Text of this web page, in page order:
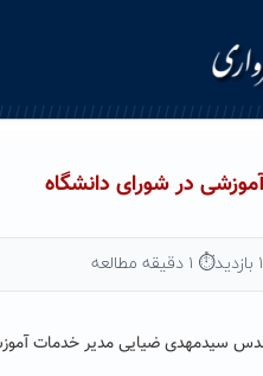
در شورای دانشگاه
⏱ ۱ دقیقه مطالعه
سیدمهدی ضیایی مدیر خدمات